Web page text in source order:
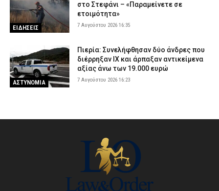
ΕΙΔΗΣΕΙΣ
στο Στεφάνι – «Παραμείνετε σε
ετοιμότητα»
7 Αυγούστου 2026 16:35
ΑΣΤΥΝΟΜΙΑ
Πιερία: Συνελήφθησαν δύο άνδρες που
διέρρηξαν ΙΧ και άρπαξαν αντικείμενα
αξίας άνω των 19.000 ευρώ
7 Αυγούστου 2026 16:23